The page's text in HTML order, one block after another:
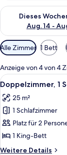
Dieses
Aug. 14 -
Überprüfe die
Verfügbare
Filter
für
Zimmer
Alle Zimmer 1 Bett
Anzeige von 4 von 4
Alle
Fotos
für
Doppelzimmer,
1
Schlafzimmer
anzeigen
9
Doppelzimmer, 1
25 m²
1 Schlafzimmer
Platz für 2
1 King-Bett
Weitere Details
Weitere